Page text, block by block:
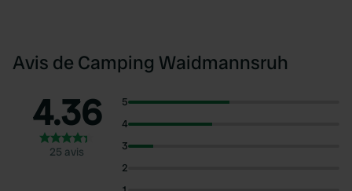
Avis de Camping Waidmannsruh
4.36
25 avis
5
4
3
2